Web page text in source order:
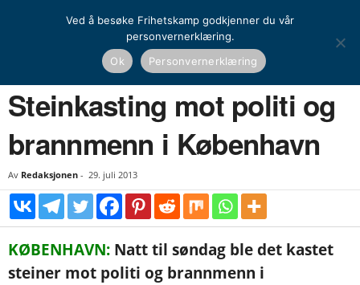
Norden Steinkasting mot politi og brannmenn i København
Steinkasting mot politi og
brannmenn i København
Av Redaksjonen - 29. juli 2013
KØBENHAVN: Natt til søndag ble det kastet
steiner mot politi og brannmenn i
Ved å besøke Frihetskamp godkjenner du vår
personvernerklæring.
Ok
Personvernerklæring